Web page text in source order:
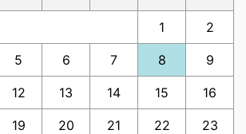
1 2
5 6 7 8 9
12 13 14 15 16
19 20 21 22 23